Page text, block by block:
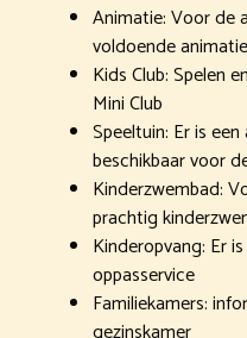
Animatie: Voor de
voldoende animatie
Kids Club: Spelen
Mini Club
Speeltuin: Er is
beschikbaar voor
Kinderzwembad:
prachtig
Kinderopvang: Er
oppasservice
Familiekamers: